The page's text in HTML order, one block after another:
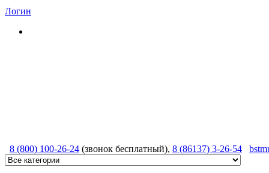
Логин
8 (800) 100-26-24 (звонок бесплатный), 8 (86137) 3-26-54